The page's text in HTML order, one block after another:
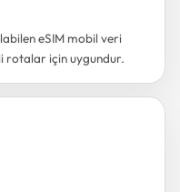
eSIM mobil veri
rotalar için uygundur.